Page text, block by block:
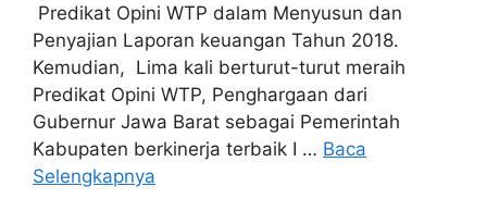
Predikat Opini WTP dalam Menyusun dan
Penyajian Laporan keuangan Tahun 2018.
Kemudian, Lima kali berturut-turut meraih
Predikat Opini WTP, Penghargaan dari
Gubernur Jawa Barat sebagai Pemerintah
Kabupaten berkinerja terbaik I … Baca
Selengkapnya